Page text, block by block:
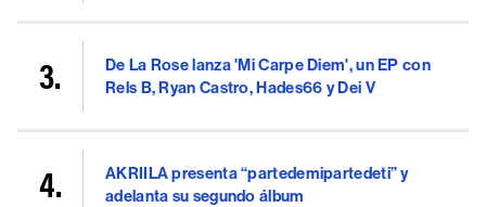
De La Rose lanza 'Mi Carpe Diem', un EP con
Rels B, Ryan Castro, Hades66 y Dei V
AKRIILA presenta “partedemipartedeti” y
adelanta su segundo álbum